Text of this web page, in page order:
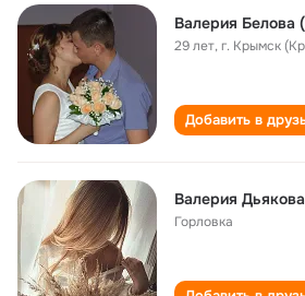
Валерия Белова
29 лет,г. Крымск
Добавить в
Валерия
Горловка